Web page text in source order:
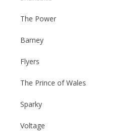
The Power
Barney
Flyers
The Prince of Wales
Sparky
Voltage